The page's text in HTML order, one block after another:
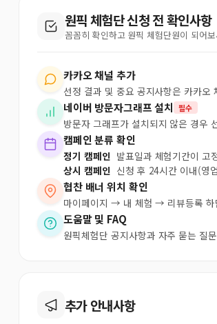
원픽 체험단 신청 전 확인사항
꼼꼼히 확인하고 원픽 체험단원이 되어
카카오 채널 추가
선정 결과 및 중요 공지사항은 카카
네이버 방문자그래프 설치 필수
방문자 그래프가 설치되지 않은 경우
캠페인 분류 확인
정기 캠페인 발표일과 체험기간이 고
상시 캠페인 신청 후 24시간 이내(영
협찬 배너 위치 확인
마이페이지 → 내 체험 → 리뷰등록 하
도움말 및 FAQ
원픽체험단 공지사항과 자주 묻는 질
추가 안내사항